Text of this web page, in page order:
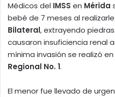
Médicos del IMSS en Mérida
bebé de 7 meses al
Bilateral, extrayendo
causaron insuficiencia renal
mínima invasión se realizó
Regional No. 1.
El menor fue llevado de